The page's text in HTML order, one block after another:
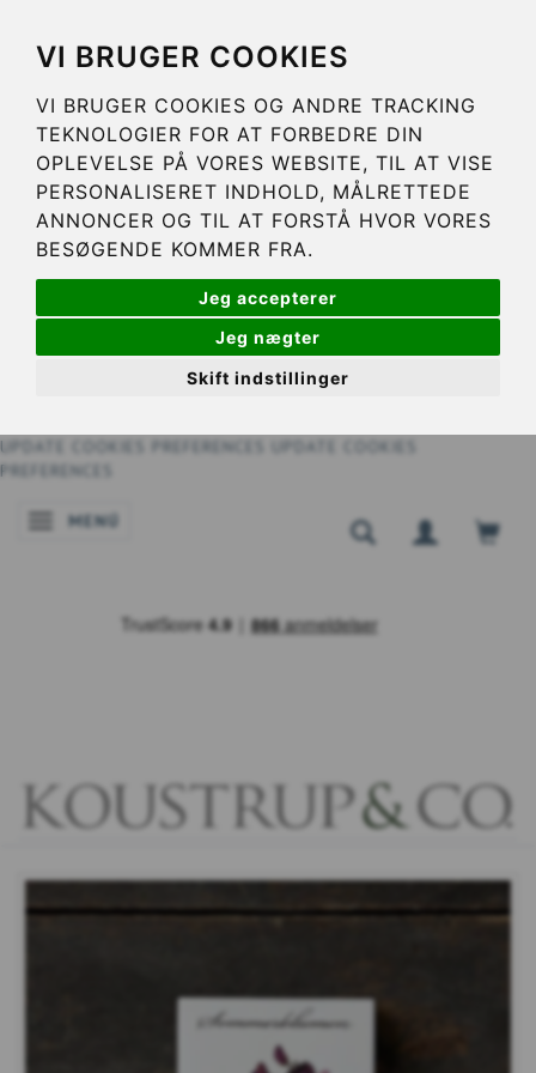
VI BRUGER COOKIES
VI BRUGER COOKIES OG ANDRE TRACKING
TEKNOLOGIER FOR AT FORBEDRE DIN
OPLEVELSE PÅ VORES WEBSITE, TIL AT VISE
PERSONALISERET INDHOLD, MÅLRETTEDE
ANNONCER OG TIL AT FORSTÅ HVOR VORES
BESØGENDE KOMMER FRA.
Jeg accepterer
Jeg nægter
Skift indstillinger
UPDATE COOKIES PREFERENCES
UPDATE COOKIES
PREFERENCES
NAVEGACIÓN DE PALANCA
MENÚ